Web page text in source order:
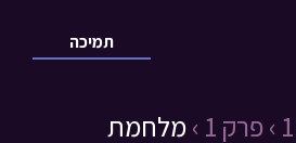
תמיכה
פרק 1 ›
מלחמת